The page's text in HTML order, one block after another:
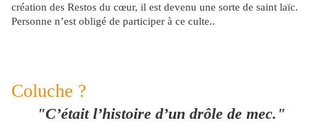
création des Restos du cœur, il est devenu une sorte de saint laïc.
Personne n’est obligé de participer à ce culte..
Coluche ?
"C’était l’histoire d’un drôle de mec."